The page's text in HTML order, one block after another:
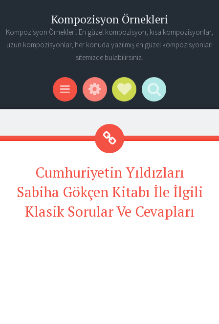
Kompozisyon Örnekleri
Kompozisyon Örnekleri. En güzel kompozisyon, kısa kompozisyonlar,
uzun kompozisyonlar, her konuda yazılmış en güzel kompozisyonları
sitemizde bulabilirsiniz.
Menu WidgetsSocial Links
Search
Cumhuriyetin Yıldızları
Sabiha Gökçen Kitabı İle İlgili
Klasik Sorular Ve Cevapları